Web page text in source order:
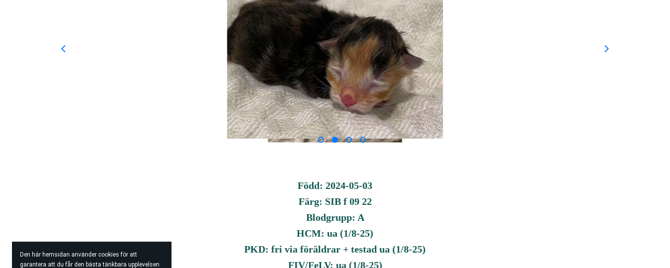
Den här hemsidan använder cookies för att
garantera att du får den bästa tänkbara upplevelsen
Född: 2024-05-03
Färg: SIB f 09 22
Blodgrupp: A
HCM: ua (1/8-25)
PKD: fri via föräldrar + testad ua (1/8-25)
FIV/FeLV: ua (1/8-25)